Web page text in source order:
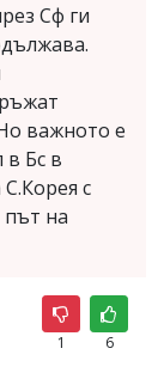
Сф ги
важното е
Бс в
с
на
1 6